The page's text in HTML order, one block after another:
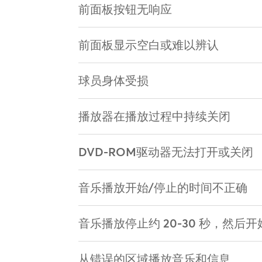
前面板按钮无响应
前面板显示空白或难以辨认
球员身体受损
播放器在播放过程中持续关闭
DVD-ROM驱动器无法打开或关闭
音乐播放开始/停止的时间不正确
音乐播放停止约 20-30 秒，然后开
从错误的区域播放音乐和信息